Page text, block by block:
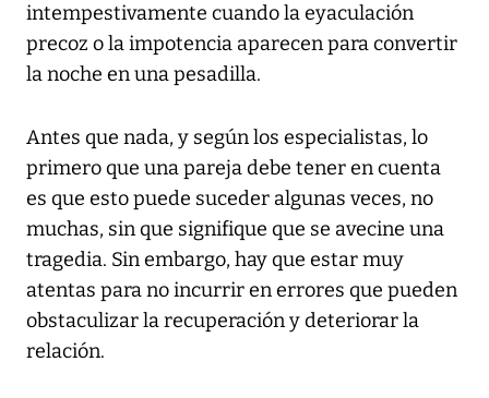
intempestivamente cuando la eyaculación
precoz o la impotencia aparecen para convertir
la noche en una pesadilla.
Antes que nada, y según los especialistas, lo
primero que una pareja debe tener en cuenta
es que esto puede suceder algunas veces, no
muchas, sin que signifique que se avecine una
tragedia. Sin embargo, hay que estar muy
atentas para no incurrir en errores que pueden
obstaculizar la recuperación y deteriorar la
relación.